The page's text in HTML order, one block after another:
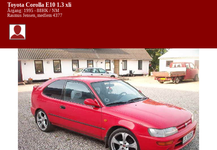
Toyota Corolla E10 1.3 xli
Årgang: 1995 - 88HK / NM
Rasmus Jensen, medlem 4377